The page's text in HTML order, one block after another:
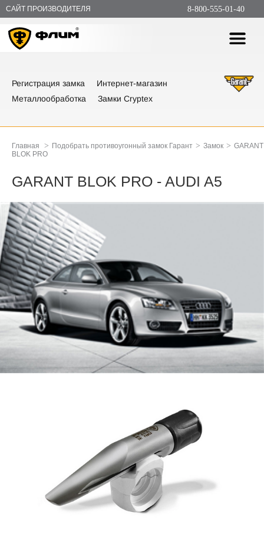
САЙТ ПРОИЗВОДИТЕЛЯ 8-800-555-01-40
Регистрация замка
Интернет-магазин
Металлообработка
Замки Cryptex
Главная > Подобрать противоугонный замок Гарант > Замок > GARANT
BLOK PRO
GARANT BLOK PRO - AUDI A5